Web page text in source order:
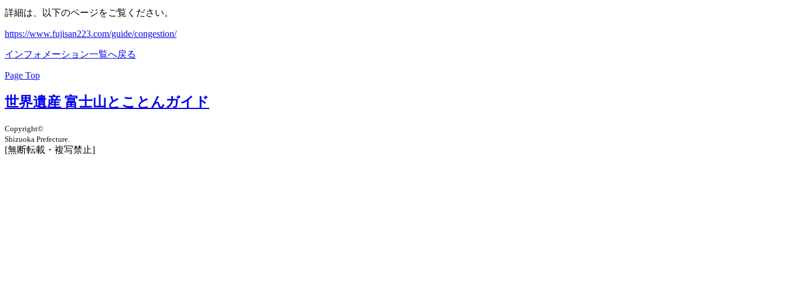
詳細は、以下のページをご覧ください。
https://www.fujisan223.com/guide/congestion/
インフォメーション一覧へ戻る
Page Top
世界遺産 富士山とことんガイド
Copyright©
Shizuoka Prefecture.
[無断転載・複写禁止]